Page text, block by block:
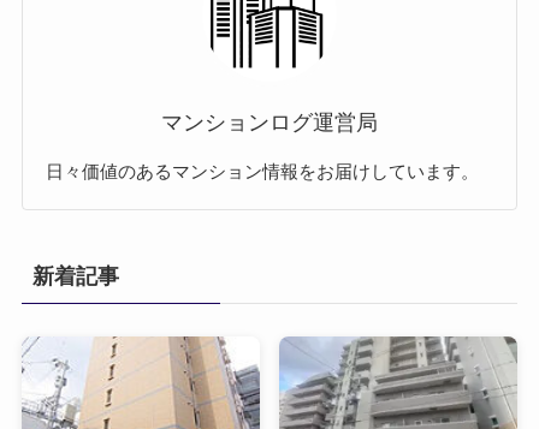
マンションログ運営局
日々価値のあるマンション情報をお届けしています。
新着記事